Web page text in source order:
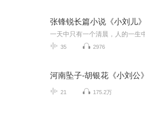
张锋锐长篇小说《小刘儿》
35 2976
河南坠子-胡银花《小刘公》
21 175.2万